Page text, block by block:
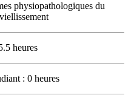
physiopathologiques du
heures
: 0 heures